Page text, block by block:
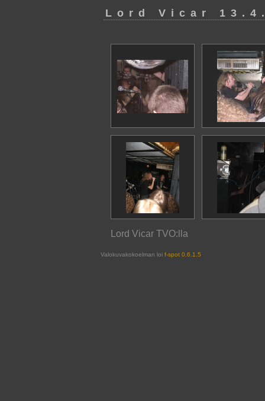
Lord Vicar
Lord Vicar TVO:lla
Valokuvakokoelman loi f-spot 0.6.1.5